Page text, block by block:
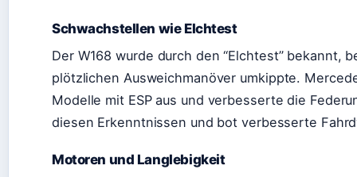
Schwachstellen wie Elchtest
Der W168 wurde durch den “Elchtest” bekannt,
plötzlichen Ausweichmanöver umkippte.
Modelle mit ESP aus und verbesserte die
diesen Erkenntnissen und bot verbesserte
Motoren und Langlebigkeit